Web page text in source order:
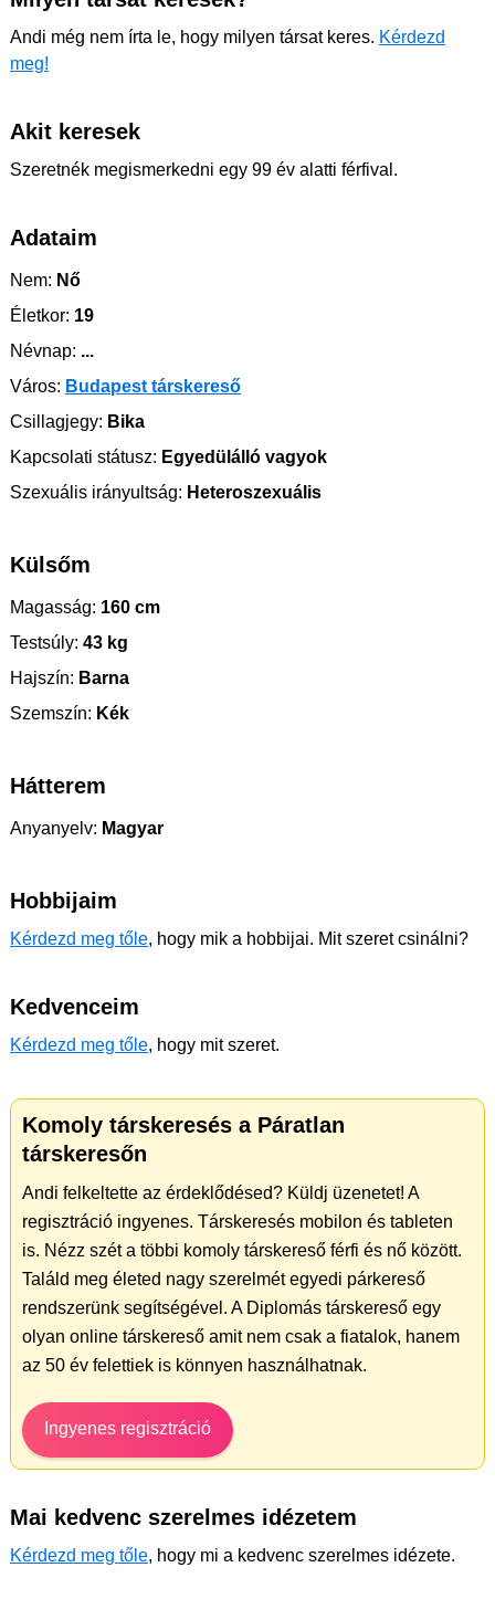
Andi még nem írta le, hogy milyen társat keres. Kérdezd
meg!
Akit keresek
Szeretnék megismerkedni egy 99 év alatti férfival.
Adataim
Nem: Nő
Életkor: 19
Névnap: ...
Város: Budapest társkereső
Csillagjegy: Bika
Kapcsolati státusz: Egyedülálló vagyok
Szexuális irányultság: Heteroszexuális
Külsőm
Magasság: 160 cm
Testsúly: 43 kg
Hajszín: Barna
Szemszín: Kék
Hátterem
Anyanyelv: Magyar
Hobbijaim
Kérdezd meg tőle, hogy mik a hobbijai. Mit szeret csinálni?
Kedvenceim
Kérdezd meg tőle, hogy mit szeret.
Komoly társkeresés a Páratlan
társkeresőn
Andi felkeltette az érdeklődésed? Küldj üzenetet! A
regisztráció ingyenes. Társkeresés mobilon és tableten
is. Nézz szét a többi komoly társkereső férfi és nő között.
Találd meg életed nagy szerelmét egyedi párkereső
rendszerünk segítségével. A Diplomás társkereső egy
olyan online társkereső amit nem csak a fiatalok, hanem
az 50 év felettiek is könnyen használhatnak.
Ingyenes regisztráció
Mai kedvenc szerelmes idézetem
Kérdezd meg tőle, hogy mi a kedvenc szerelmes idézete.